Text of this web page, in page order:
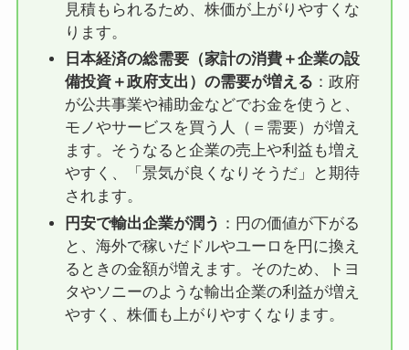
見積もられるため、株価が上がりやすくな
ります。
日本経済の総需要（家計の消費＋企業の設
備投資＋政府支出）の需要が増える ：政府
が公共事業や補助金などでお金を使うと、
モノやサービスを買う人（＝需要）が増え
ます。そうなると企業の売上や利益も増え
やすく、「景気が良くなりそうだ」と期待
されます。
円安で輸出企業が潤う ：円の価値が下がる
と、海外で稼いだドルやユーロを円に換え
るときの金額が増えます。そのため、トヨ
タやソニーのような輸出企業の利益が増え
やすく、株価も上がりやすくなります。